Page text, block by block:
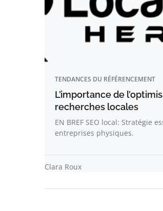
TENDANCES DU RÉFÉRENCEMENT
L’importance de
recherches locales
EN BREF SEO local: Stratégie
entreprises physiques.
Clara Roux